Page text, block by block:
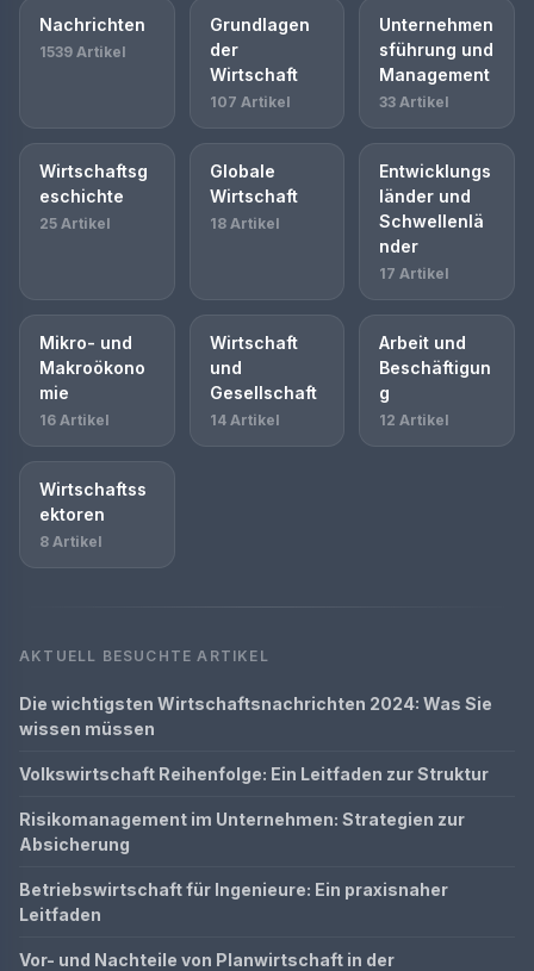
Nachrichten
1539 Artikel
Grundlagen
der
Wirtschaft
107 Artikel
Unternehmen
sführung und
Management
33 Artikel
Wirtschaftsg
eschichte
25 Artikel
Globale
Wirtschaft
18 Artikel
Entwicklungs
länder und
Schwellenlä
nder
17 Artikel
Mikro- und
Makroökono
mie
16 Artikel
Wirtschaft
und
Gesellschaft
14 Artikel
Arbeit und
Beschäftigun
g
12 Artikel
Wirtschaftss
ektoren
8 Artikel
AKTUELL BESUCHTE ARTIKEL
Die wichtigsten Wirtschaftsnachrichten 2024: Was Sie
wissen müssen
Volkswirtschaft Reihenfolge: Ein Leitfaden zur Struktur
Risikomanagement im Unternehmen: Strategien zur
Absicherung
Betriebswirtschaft für Ingenieure: Ein praxisnaher
Leitfaden
Vor- und Nachteile von Planwirtschaft in der